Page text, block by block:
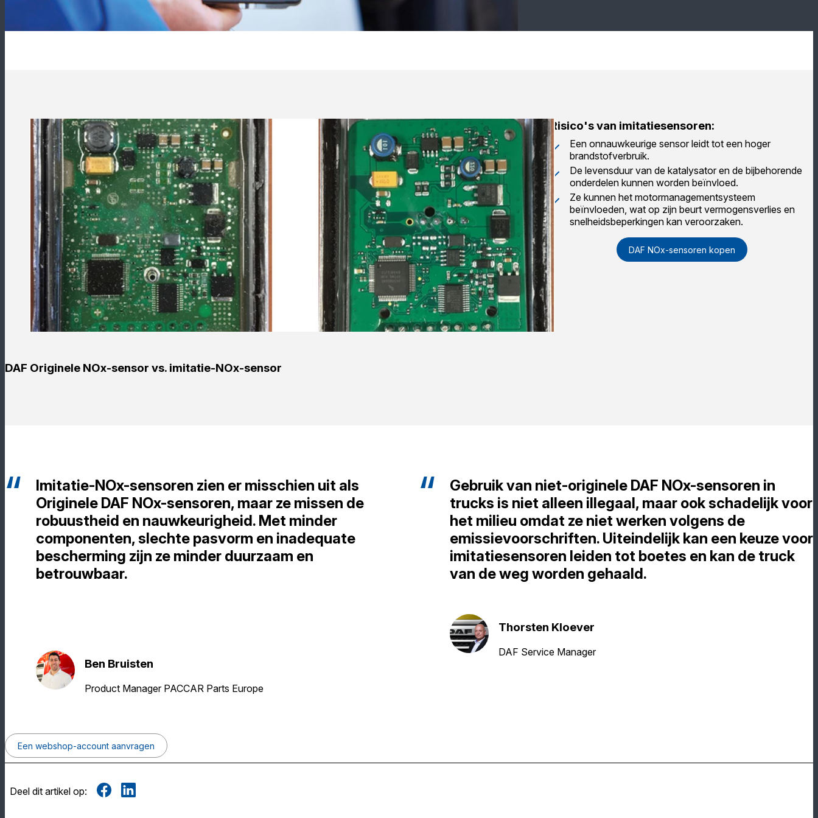
DAF Originele NOx-sensor vs. imitatie-NOx-sensor
Risico's van imitatiesensoren:
Een onnauwkeurige sensor leidt tot een hoger
brandstofverbruik.
De levensduur van de katalysator en de bijbehorende
onderdelen kunnen worden beïnvloed.
Ze kunnen het motormanagementsysteem
beïnvloeden, wat op zijn beurt vermogensverlies en
snelheidsbeperkingen kan veroorzaken.
DAF NOx-sensoren kopen
Imitatie-NOx-sensoren zien er misschien uit als
Originele DAF NOx-sensoren, maar ze missen de
robuustheid en nauwkeurigheid. Met minder
componenten, slechte pasvorm en inadequate
bescherming zijn ze minder duurzaam en
betrouwbaar.
Ben Bruisten
Product Manager PACCAR Parts Europe
Gebruik van niet-originele DAF NOx-sensoren in
trucks is niet alleen illegaal, maar ook schadelijk voor
het milieu omdat ze niet werken volgens de
emissievoorschriften. Uiteindelijk kan een keuze voor
imitatiesensoren leiden tot boetes en kan de truck
van de weg worden gehaald.
Thorsten Kloever
DAF Service Manager
Een webshop-account aanvragen
Deel dit artikel op: